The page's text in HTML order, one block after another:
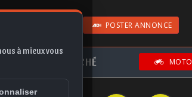
à mieux vous
POSTER ANNONCE
MARCHÉ MOTO